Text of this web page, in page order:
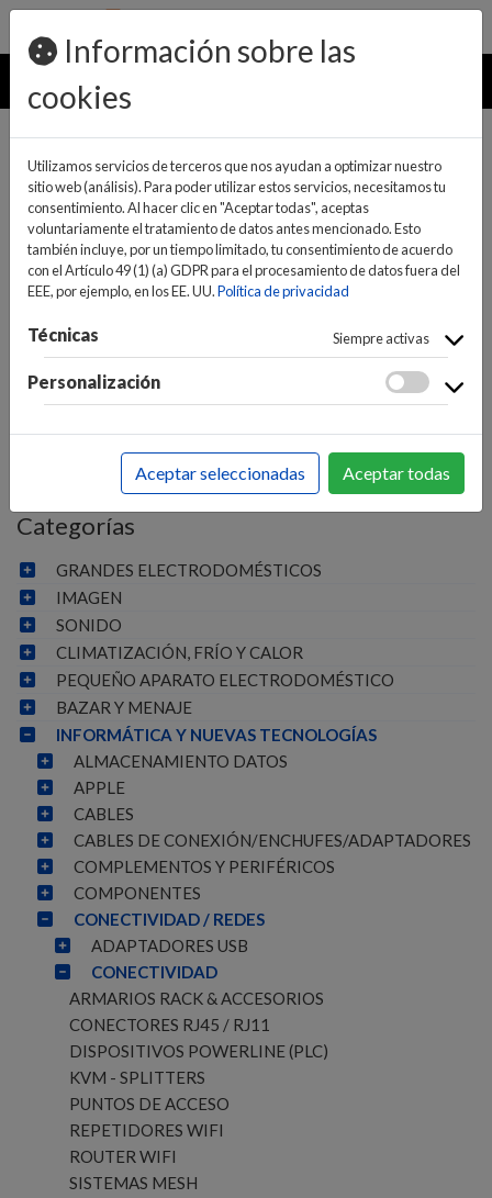
pedidos@ideaelectrodomesticos.com
924 047 836
MENU
INICIO>INFORMÁTICA Y NUEVAS TECNOLOGÍAS>
CONECTIVIDAD / REDES> CONECTIVIDAD > SWITCHS
Categorías
GRANDES ELECTRODOMÉSTICOS
IMAGEN
SONIDO
CLIMATIZACIÓN, FRÍO Y CALOR
PEQUEÑO APARATO ELECTRODOMÉSTICO
BAZAR Y MENAJE
INFORMÁTICA Y NUEVAS TECNOLOGÍAS
ALMACENAMIENTO DATOS
APPLE
CABLES
CABLES DE CONEXIÓN/ENCHUFES/ADAPTADORES
COMPLEMENTOS Y PERIFÉRICOS
COMPONENTES
CONECTIVIDAD / REDES
ADAPTADORES USB
CONECTIVIDAD
ARMARIOS RACK & ACCESORIOS
CONECTORES RJ45 / RJ11
DISPOSITIVOS POWERLINE (PLC)
KVM - SPLITTERS
PUNTOS DE ACCESO
REPETIDORES WIFI
ROUTER WIFI
SISTEMAS MESH
Información sobre las
cookies
Utilizamos servicios de terceros que nos ayudan a optimizar nuestro
sitio web (análisis). Para poder utilizar estos servicios, necesitamos tu
consentimiento. Al hacer clic en "Aceptar todas", aceptas
voluntariamente el tratamiento de datos antes mencionado. Esto
también incluye, por un tiempo limitado, tu consentimiento de acuerdo
con el Artículo 49 (1) (a) GDPR para el procesamiento de datos fuera del
EEE, por ejemplo, en los EE. UU.Política de privacidad
Técnicas Siempre activas
Personalización
Aceptar seleccionadas Aceptar todas